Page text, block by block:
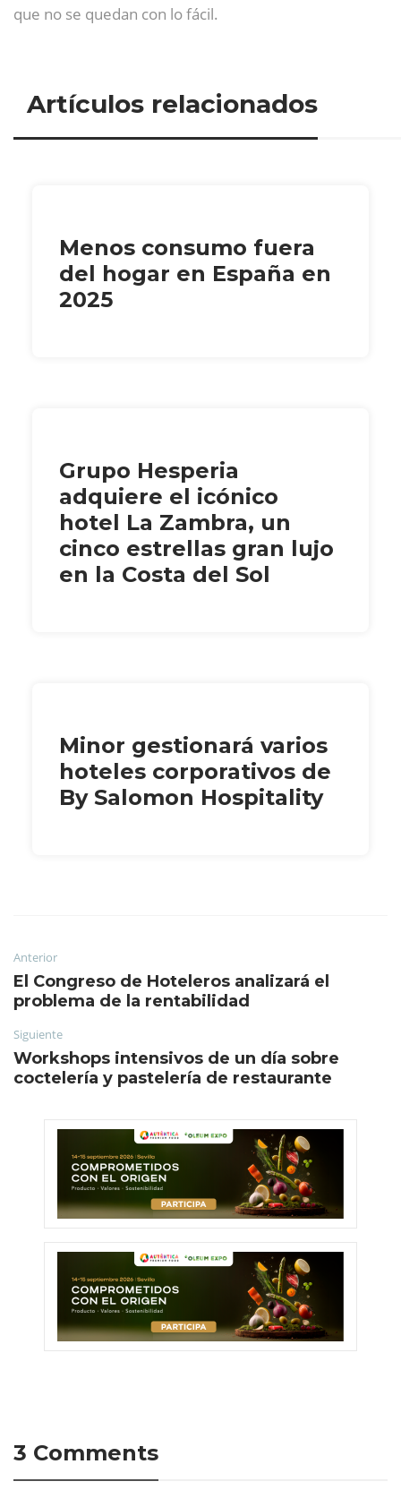
que no se quedan con lo fácil.
Artículos relacionados
Menos consumo fuera
del hogar en España en
2025
Grupo Hesperia
adquiere el icónico
hotel La Zambra, un
cinco estrellas gran lujo
en la Costa del Sol
Minor gestionará varios
hoteles corporativos de
By Salomon Hospitality
Anterior
El Congreso de Hoteleros analizará el
problema de la rentabilidad
Siguiente
Workshops intensivos de un día sobre
coctelería y pastelería de restaurante
3 Comments